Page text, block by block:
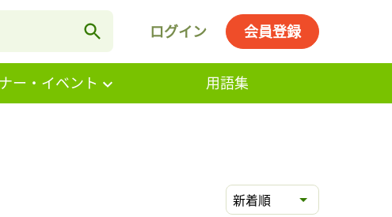
ログイン 会員登録
ー・イベント 用語集
新着順